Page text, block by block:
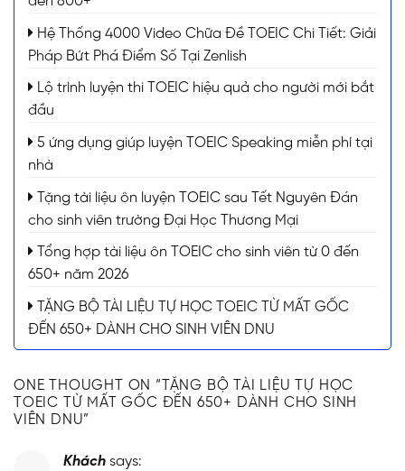
Hệ Thống 4000 Video Chữa Đề TOEIC Chi Tiết: Giải
Pháp Bứt Phá Điểm Số Tại Zenlish
Lộ trình luyện thi TOEIC hiệu quả cho người mới bắt
đầu
5 ứng dụng giúp luyện TOEIC Speaking miễn phí tại
nhà
Tặng tài liệu ôn luyện TOEIC sau Tết Nguyên Đán
cho sinh viên trường Đại Học Thương Mại
Tổng hợp tài liệu ôn TOEIC cho sinh viên từ 0 đến
650+ năm 2026
TẶNG BỘ TÀI LIỆU TỰ HỌC TOEIC TỪ MẤT GỐC
ĐẾN 650+ DÀNH CHO SINH VIÊN DNU
ONE THOUGHT ON “ TẶNG BỘ TÀI LIỆU TỰ HỌC
TOEIC TỪ MẤT GỐC ĐẾN 650+ DÀNH CHO SINH
VIÊN DNU”
Khách says: